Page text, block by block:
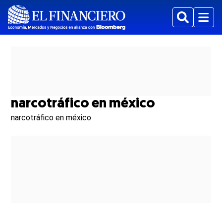
BuscarMenu
narcotráfico en méxico
narcotráfico en méxico